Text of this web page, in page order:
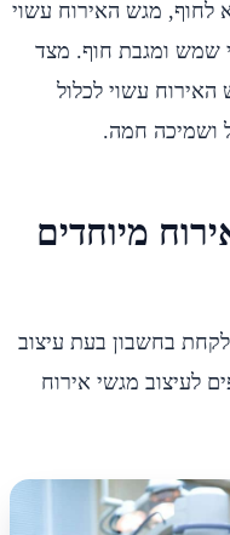
לחוף, מגש האירוח עשוי
שמש ומגבת חוף. מצד
עשוי לכלול
ושמיכה חמה.
מיוחדים
בחשבון בעת ​​עיצוב
לעיצוב מגשי אירוח